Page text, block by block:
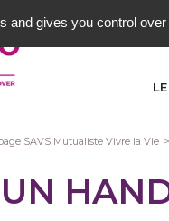
SAVS Mutualiste Vivre la Vie
and gives you control